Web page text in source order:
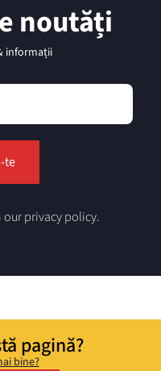
noutăți
informații
our privacy policy.
pagină?
bine?